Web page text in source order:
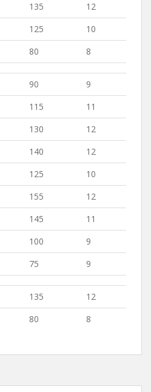
135
12
125
10
80 8
90
9
115
11
130
12
140
12
125
10
155
12
145
11
100
9
75 9
135
12
80 8